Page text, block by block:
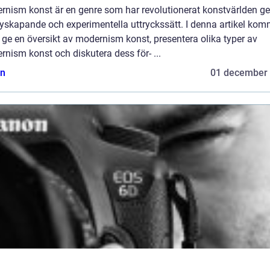
konst är en genre som har revolutionerat konstvärlden
och experimentella uttryckssätt. I denna artikel
en översikt av modernism konst, presentera olika typer av
konst och diskutera dess för- ...
01 december